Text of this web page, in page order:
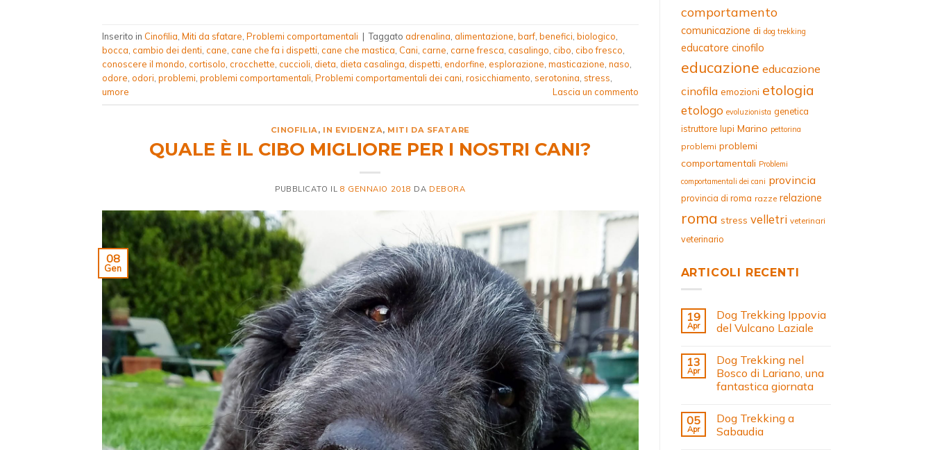
Inserito in Cinofilia Miti da sfatare Problemi comportamentali | Taggato adrenalina alimentazione barf benefici biologico
bocca cambio dei denti cane cane che fa i dispetti cane che mastica Cani carne carne fresca casalingo cibo cibo fresco
conoscere il mondo cortisolo crocchette cuccioli dieta dieta casalinga dispetti endorfine esplorazione masticazione naso
odore odori problemi problemi comportamentali Problemi comportamentali dei cani rosicchiamento serotonina stress
umore
Lascia un commento
CINOFILIA , IN EVIDENZA, MITI DA SFATARE
QUALE È IL CIBO MIGLIORE PER I NOSTRI CANI?
PUBBLICATO IL 8 GENNAIO 2018 DA DEBORA
08
Gen
comportamento
comunicazione di dog trekking
educatore cinofilo
educazione educazione
cinofila emozioni etologia
etologo evoluzionista genetica
istruttore lupi Marino pettorina
problemi problemi
comportamentali Problemi
comportamentali dei cani provincia
provincia di roma razze relazione
roma stress velletri veterinari
veterinario
ARTICOLI RECENTI
19
Apr
Dog Trekking Ippovia
del Vulcano Laziale
13
Apr
Dog Trekking nel
Bosco di Lariano, una
fantastica giornata
05
Apr
Dog Trekking a
Sabaudia